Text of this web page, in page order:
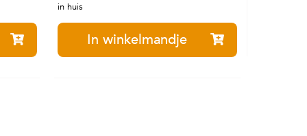
in huis
In winkelmandje